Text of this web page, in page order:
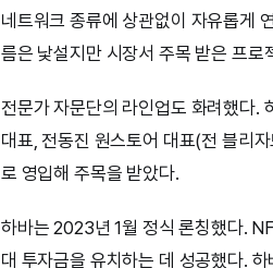
네트워크 종류에 상관없이 자유롭게
름은 낯설지만 시장서 주목 받은 프로
전문가 자문단의 라인업도 화려했다
대표, 전동진 원스토어 대표(전 블리
로 영입해 주목을 받았다.
하바는 2023년 1월 정식 론칭했다.
대 투자금을 유치하는 데 성공했다.